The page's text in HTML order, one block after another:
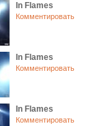
In Flames
Комментировать
In Flames
Комментировать
In Flames
Комментировать